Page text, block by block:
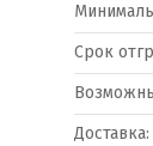
Срок
Доставка: